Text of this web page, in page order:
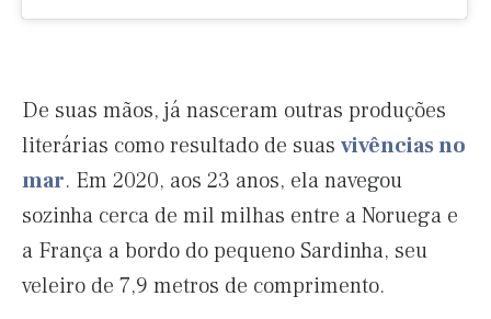
De suas mãos, já nasceram outras produções
literárias como resultado de suas vivências no
mar. Em 2020, aos 23 anos, ela navegou
sozinha cerca de mil milhas entre a Noruega e
a França a bordo do pequeno Sardinha, seu
veleiro de 7,9 metros de comprimento.